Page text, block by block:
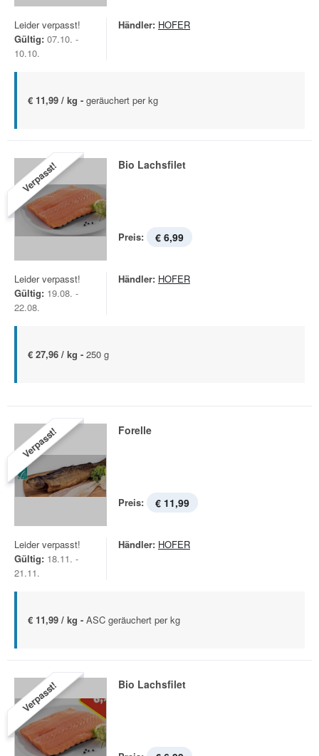
Leider verpasst!
Gültig: 07.10. -
10.10.
Händler: HOFER
€ 11,99 / kg - geräuchert per kg
Verpasst! Bio Lachsfilet
Preis: € 6,99
Leider verpasst!
Gültig: 19.08. -
22.08.
Händler: HOFER
€ 27,96 / kg - 250 g
Verpasst! Forelle
Preis: € 11,99
Leider verpasst!
Gültig: 18.11. -
21.11.
Händler: HOFER
€ 11,99 / kg - ASC geräuchert per kg
Verpasst! Bio Lachsfilet